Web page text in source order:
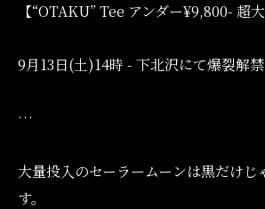
【“OTAKU” Tee アンダー¥9,800- 超大
9月13日(土)14時 - 下北沢にて爆裂解禁
…
大量投入のセーラームーンは黒だけじ
す。